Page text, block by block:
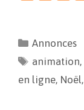
b
o
o
k
l
L
i
n
Annonces
animation,
en ligne, Noël,